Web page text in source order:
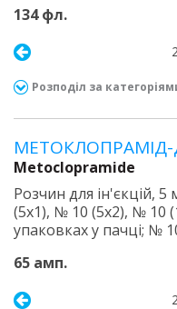
134 фл.
Розподіл за
Metoclopramide
Розчин для ін'єкцій,
(5х1), № 10 (5х2), № 10
упаковках у пачці; №
65 амп.